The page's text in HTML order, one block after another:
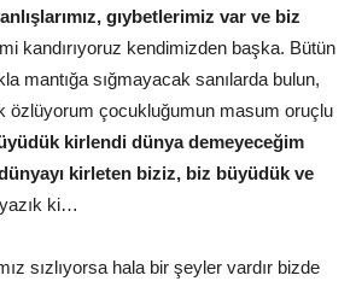
gıybetlerimiz var ve biz
kandırıyoruz kendimizden başka. Bütün
mantığa sığmayacak sanılarda bulun,
özlüyorum çocukluğumun masum oruçlu
kirlendi dünya demeyeceğim
kirleten biziz, biz büyüdük ve
ki…
sızlıyorsa hala bir şeyler vardır bizde